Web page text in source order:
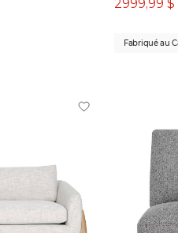
Fabriqué au